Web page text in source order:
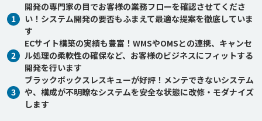
1
開発の専門家の目でお客様の業務フローを確認させてくださ
い！システム開発の要否もふまえて最適な提案を徹底していま
す
2
ECサイト構築の実績も豊富！WMSやOMSとの連携、キャンセ
ル処理の柔軟性の確保など、お客様のビジネスにフィットする
開発を行います
3
ブラックボックスレスキューが好評！メンテできないシステム
や、構成が不明瞭なシステムを安全な状態に改修・モダナイズ
します